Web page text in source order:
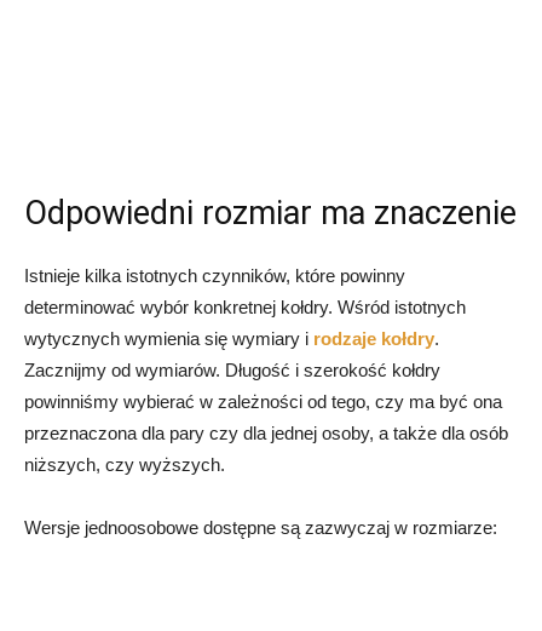
Odpowiedni rozmiar ma znaczenie
Istnieje kilka istotnych czynników, które powinny
determinować wybór konkretnej kołdry. Wśród istotnych
wytycznych wymienia się wymiary i rodzaje kołdry.
Zacznijmy od wymiarów. Długość i szerokość kołdry
powinniśmy wybierać w zależności od tego, czy ma być ona
przeznaczona dla pary czy dla jednej osoby, a także dla osób
niższych, czy wyższych.
Wersje jednoosobowe dostępne są zazwyczaj w rozmiarze: